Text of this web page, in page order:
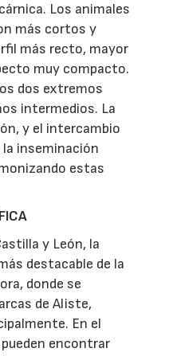
Los animales
más cortos y
más recto, mayor
muy compacto.
dos extremos
intermedios. La
y el intercambio
inseminación
estas
y León, la
destacable de la
donde se
de Aliste,
En el
encontrar